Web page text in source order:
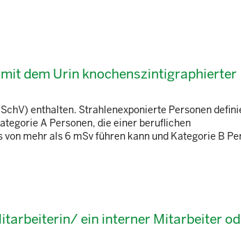
dem Urin knochenszintigraphierter
enthalten. Strahlenexponierte Personen
A Personen, die einer beruflichen
mehr als 6 mSv führen kann und Kategorie B
ein interner Mitarbeiter